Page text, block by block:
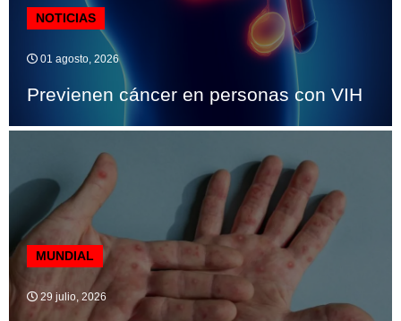
NOTICIAS
01 agosto, 2026
Previenen cáncer en personas con VIH
MUNDIAL
29 julio, 2026